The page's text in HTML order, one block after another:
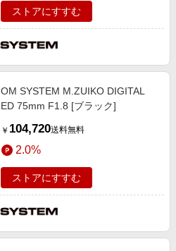
ストアにすすむ
OM SYSTEM M.ZUIKO DIGITAL
ED 75mm F1.8 [ブラック]
￥ 104,720送料無料
2.0%
ストアにすすむ